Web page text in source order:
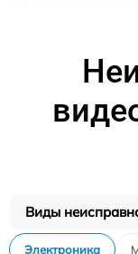
Виды
Электроника